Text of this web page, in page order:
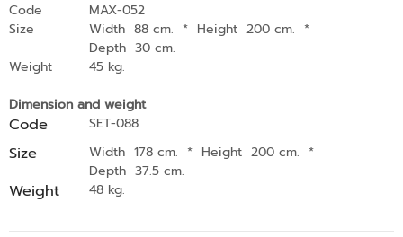
Code
MAX-052
Size
Width 88 cm. * Height 200 cm. *
Depth 30 cm.
Weight
45 kg.
Dimension and weight
Code SET-088
Size Width 178 cm. * Height 200 cm. *
Depth 37.5 cm.
Weight 48 kg.